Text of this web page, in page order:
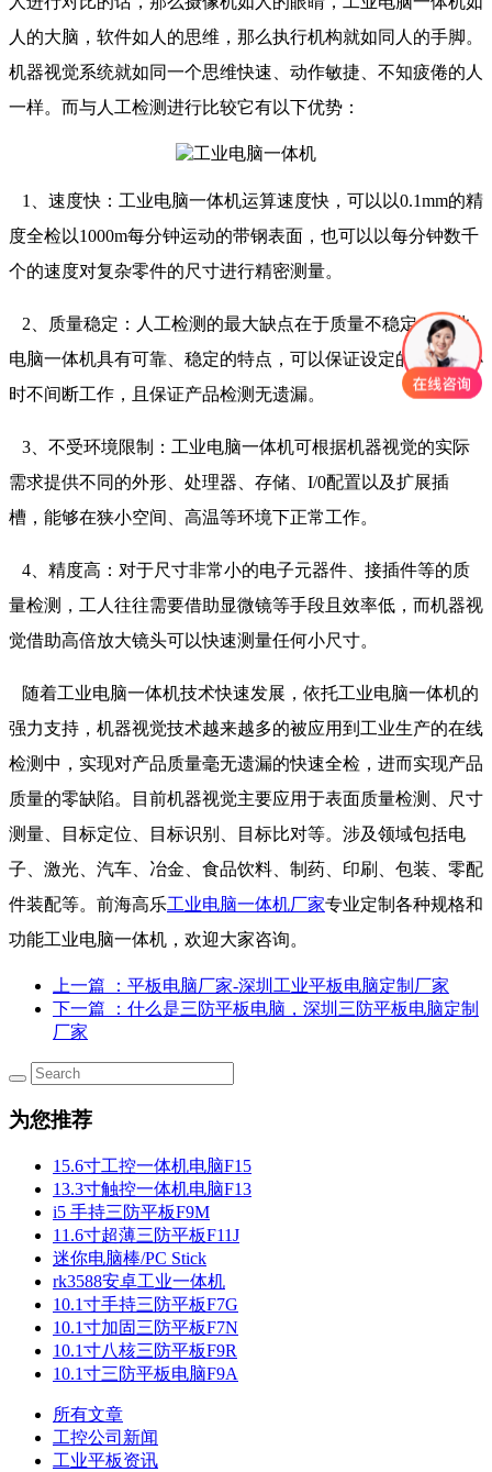
人的大脑，软件如人的思维，那么执行机构就如同人的手脚。
机器视觉系统就如同一个思维快速、动作敏捷、不知疲倦的人
一样。而与人工检测进行比较它有以下优势：
1、速度快：工业电脑一体机运算速度快，可以以0.1mm的精
度全检以1000m每分钟运动的带钢表面，也可以以每分钟数千
个的速度对复杂零件的尺寸进行精密测量。
2、质量稳定：人工检测的最大缺点在于质量不稳定，工业
电脑一体机具有可靠、稳定的特点，可以保证设定的任务24小
时不间断工作，且保证产品检测无遗漏。
3、不受环境限制：工业电脑一体机可根据机器视觉的实际
需求提供不同的外形、处理器、存储、I/0配置以及扩展插
槽，能够在狭小空间、高温等环境下正常工作。
4、精度高：对于尺寸非常小的电子元器件、接插件等的质
量检测，工人往往需要借助显微镜等手段且效率低，而机器视
觉借助高倍放大镜头可以快速测量任何小尺寸。
随着工业电脑一体机技术快速发展，依托工业电脑一体机的
强力支持，机器视觉技术越来越多的被应用到工业生产的在线
检测中，实现对产品质量毫无遗漏的快速全检，进而实现产品
质量的零缺陷。目前机器视觉主要应用于表面质量检测、尺寸
测量、目标定位、目标识别、目标比对等。涉及领域包括电
子、激光、汽车、冶金、食品饮料、制药、印刷、包装、零配
件装配等。前海高乐工业电脑一体机厂家专业定制各种规格和
功能工业电脑一体机，欢迎大家咨询。
上一篇
：平板电脑厂家-深圳工业平板电脑定制厂家
下一篇
：什么是三防平板电脑，深圳三防平板电脑定制
厂家
为您推荐
15.6寸工控一体机电脑F15
13.3寸触控一体机电脑F13
i5 手持三防平板F9M
11.6寸超薄三防平板F11J
迷你电脑棒/PC Stick
rk3588安卓工业一体机
10.1寸手持三防平板F7G
10.1寸加固三防平板F7N
10.1寸八核三防平板F9R
10.1寸三防平板电脑F9A
所有文章
工控公司新闻
工业平板资讯